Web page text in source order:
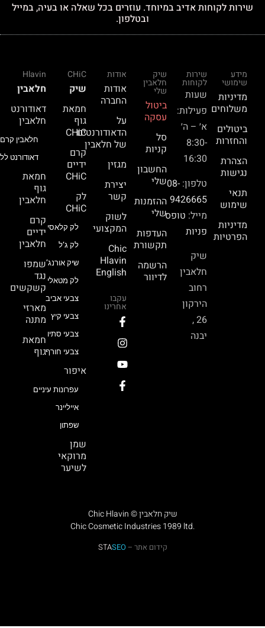
שירות לקוחות אדיב במיוחד. עוזרים בכל שאלה או בעיה, במייל
ובטלפון.
מידע
שימושי
מדיניות
משלוחים
ביטולים
והחזרות
הצהרת
נגישות
תנאי
שימוש
מדיניות
הפרטיות
שירות
לקוחות
שעות
פעילות:
א׳ – ה׳
8:30-
16:30
טלפון: 08-
9426665
מייל: טופס
פניות
שיק
חלאבין
רחוב
הירקון
26 ,
יבנה
שיק
חלאבין
שלי
ביטול
עסקה
סל
קניות
החשבון
שלי
ההזמנות
שלי
העדפות
תקשורת
הרשמה
לדיוור
אודות
אודות
החברה
על
הדאודורנטים
של חלאבין
מגזין
יצירת
קשר
לשוק
המקצועי
Chic
Hlavin
English
עקבו
אחרינו
CHiC
שיק
חמאת
גוף
CHiC
קרם
ידיים
CHiC
לק
CHiC
לק קלאסי
לק ג’ל
שיק אורנג’
לק מטאלי
צבעי אביב
צבעי קיץ
צבעי סתיו
צבעי חורף
איפור
עפרונות עיניים
אייליינר
שפתון
שמן
מרוקאי
לשיער
Hlavin
חלאבין
דאודורנט
חלאבין
חלאבין
דאודורנט
חמאת
גוף
חלאבין
קרם
ידיים
חלאבין
שמפו
נגד
קשקשים
מארזי
מתנה
חמאת
גוף
Chic Hlavin © שיק חלאבין
Chic Cosmetic Industries 1989 ltd.
קידום אתר – STASEO